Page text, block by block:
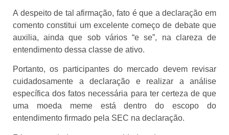
A despeito de tal afirmação, fato é que a declaração em
comento constitui um excelente começo de debate que
auxilia, ainda que sob vários “e se”, na clareza de
entendimento dessa classe de ativo.
Portanto, os participantes do mercado devem revisar
cuidadosamente a declaração e realizar a análise
específica dos fatos necessária para ter certeza de que
uma moeda meme está dentro do escopo do
entendimento firmado pela SEC na declaração.